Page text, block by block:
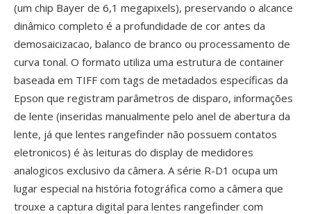
(um chip Bayer de 6,1 megapixels), preservando o alcance
dinâmico completo é a profundidade de cor antes da
demosaicizacao, balanco de branco ou processamento de
curva tonal. O formato utiliza uma estrutura de container
baseada em TIFF com tags de metadados específicas da
Epson que registram parâmetros de disparo, informações
de lente (inseridas manualmente pelo anel de abertura da
lente, já que lentes rangefinder não possuem contatos
eletronicos) é às leituras do display de medidores
analogicos exclusivo da câmera. A série R-D1 ocupa um
lugar especial na história fotográfica como a câmera que
trouxe a captura digital para lentes rangefinder com